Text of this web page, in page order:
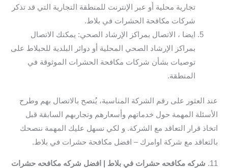
تجارية محلية أو عبر الإنترنت للمنطقة التجارية التي قد تذكر
شركات مكافحة الحشرات في بلاط.
ايضا ، الاتصال بمراكز الإرشاد الصحي: يمكنك الاتصال
بمراكز الإرشاد الصحي المحلية أو دوائر البلدية للحبلاط على
توصيات بشأن شركات مكافحة الحشرات الموثوقة في
المنطقة.
عند العثور على رقم الشركة المناسبة، يُنصح بالاتصال بهم وطرح
الأسئلة المهمة حول خدماتهم وأسعارهم وتجاربهم السابقة قبل
اتخاذ قرار التعاقد مع الشركة. و لكي نسهل عليك المهمة ننصحك
بالتعاقد مع شركة اوامرك – افضل مكافحة حشرات في بلاط.
11.
شركه مكافحه حشرات في بلاط | افضل شركه مكافحه حشرات